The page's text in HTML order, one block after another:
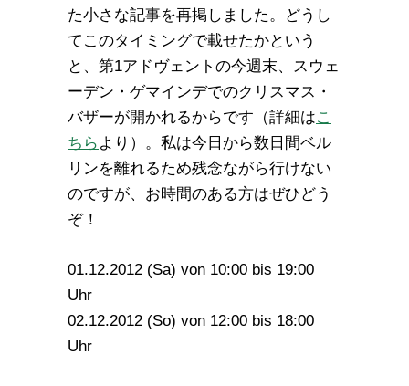
た小さな記事を再掲しました。どうし
てこのタイミングで載せたかという
と、第1アドヴェントの今週末、スウェ
ーデン・ゲマインデでのクリスマス・
バザーが開かれるからです（詳細はこ
ちら より）。私は今日から数日間ベル
リンを離れるため残念ながら行けない
のですが、お時間のある方はぜひどう
ぞ！
01.12.2012 (Sa) von 10:00 bis 19:00
Uhr
02.12.2012 (So) von 12:00 bis 18:00
Uhr